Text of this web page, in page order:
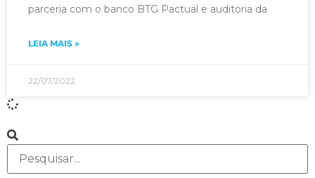
parceria com o banco BTG Pactual e auditoria da
LEIA MAIS »
22/07/2022